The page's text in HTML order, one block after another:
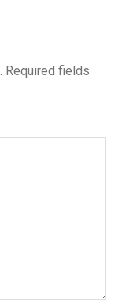
Required fields